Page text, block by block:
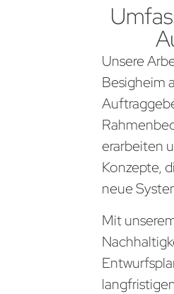
Unsere
Besigheim
erarbeiten
Konzepte,
neue
Mit